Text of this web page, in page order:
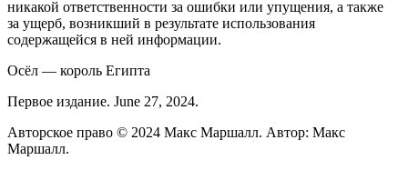
никакой ответственности за ошибки или упущения, а также
за ущерб, возникший в результате использования
содержащейся в ней информации.
Осёл — король Египта
Первое издание. June 27, 2024.
Авторское право © 2024 Макс Маршалл. Автор: Макс
Маршалл.